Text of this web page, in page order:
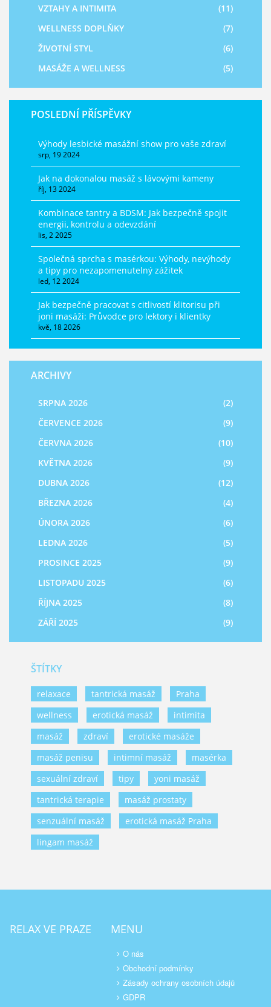
VZTAHY A INTIMITA
(11)
WELLNESS DOPLŇKY
(7)
ŽIVOTNÍ STYL
(6)
MASÁŽE A WELLNESS
(5)
POSLEDNÍ PŘÍSPĚVKY
Výhody lesbické masážní show pro vaše zdraví
srp, 19 2024
Jak na dokonalou masáž s lávovými kameny
říj, 13 2024
Kombinace tantry a BDSM: Jak bezpečně spojit
energii, kontrolu a odevzdání
lis, 2 2025
Společná sprcha s masérkou: Výhody, nevýhody
a tipy pro nezapomenutelný zážitek
led, 12 2024
Jak bezpečně pracovat s citlivostí klitorisu při
joni masáži: Průvodce pro lektory i klientky
kvě, 18 2026
ARCHIVY
SRPNA 2026
(2)
ČERVENCE 2026
(9)
ČERVNA 2026
(10)
KVĚTNA 2026
(9)
DUBNA 2026
(12)
BŘEZNA 2026
(4)
ÚNORA 2026
(6)
LEDNA 2026
(5)
PROSINCE 2025
(9)
LISTOPADU 2025
(6)
ŘÍJNA 2025
(8)
ZÁŘÍ 2025
(9)
ŠTÍTKY
relaxace tantrická masáž
Praha
wellness
erotická masáž
intimita
masáž
zdraví
erotické masáže
masáž penisu
intimní masáž
masérka
sexuální zdraví
tipy
yoni masáž
tantrická terapie
masáž prostaty
senzuální masáž
erotická masáž Praha
lingam masáž
RELAX VE PRAZE MENU
O nás
Obchodní podmínky
Zásady ochrany osobních údajů
GDPR